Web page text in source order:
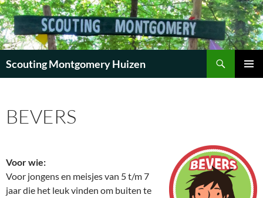
Scouting Montgomery Huizen
INHOUD
BEVERS
Voor wie:
Voor jongens en meisjes van 5 t/m 7
jaar die het leuk vinden om buiten te